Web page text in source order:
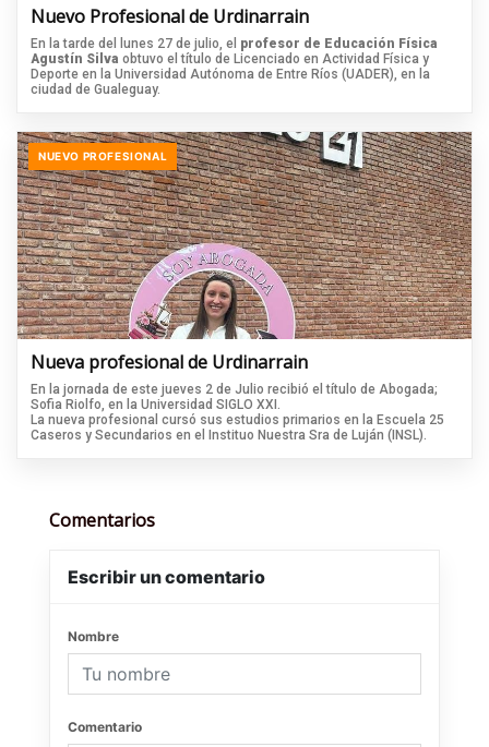
Nuevo Profesional de Urdinarrain
En la tarde del lunes 27 de julio, el profesor de Educación Física
Agustín Silva obtuvo el título de Licenciado en Actividad Física y
Deporte en la Universidad Autónoma de Entre Ríos (UADER), en la
ciudad de Gualeguay.
NUEVO PROFESIONAL
Nueva profesional de Urdinarrain
En la jornada de este jueves 2 de Julio recibió el título de Abogada;
Sofia Riolfo, en la Universidad SIGLO XXI.
La nueva profesional cursó sus estudios primarios en la Escuela 25
Caseros y Secundarios en el Instituo Nuestra Sra de Luján (INSL).
Comentarios
Escribir un comentario
Nombre
Comentario